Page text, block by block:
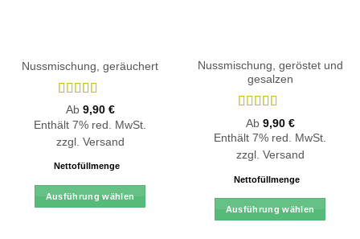
Nussmischung, geräuchert
Bewertet
mit5von 5
Ab 9,90 €
Enthält 7% red. MwSt.
zzgl. Versand
Nettofüllmenge
Ausführung wählen
Nussmischung, geröstet und
gesalzen
Bewertet
mit4.83
von 5
Ab 9,90 €
Enthält 7% red. MwSt.
zzgl. Versand
Nettofüllmenge
Ausführung wählen